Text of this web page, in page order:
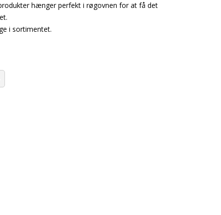
hænger perfekt i røgovnen for at få det
i sortimentet.